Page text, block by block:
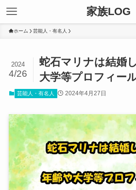
家族LOG
ホーム 芸能人・有名人
蛇石マリナは結婚
大学等プロフィー
2024
4/26
芸能人・有名人 2024年4月27日